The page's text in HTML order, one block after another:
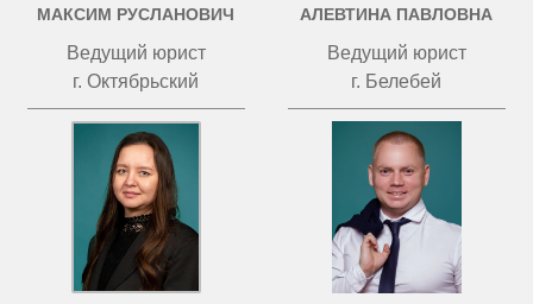
МАКСИМ РУСЛАНОВИЧ
Ведущий юрист
г. Октябрьский
АЛЕВТИНА ПАВЛОВНА
Ведущий юрист
г. Белебей